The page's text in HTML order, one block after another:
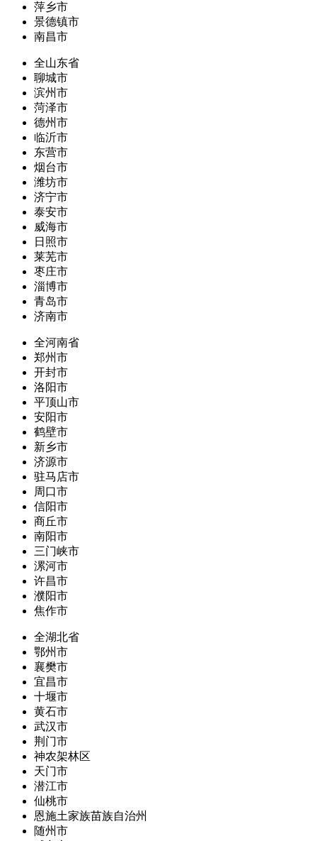
萍乡市
景德镇市
南昌市
全山东省
聊城市
滨州市
菏泽市
德州市
临沂市
东营市
烟台市
潍坊市
济宁市
泰安市
威海市
日照市
莱芜市
枣庄市
淄博市
青岛市
济南市
全河南省
郑州市
开封市
洛阳市
平顶山市
安阳市
鹤壁市
新乡市
济源市
驻马店市
周口市
信阳市
商丘市
南阳市
三门峡市
漯河市
许昌市
濮阳市
焦作市
全湖北省
鄂州市
襄樊市
宜昌市
十堰市
黄石市
武汉市
荆门市
神农架林区
天门市
潜江市
仙桃市
恩施土家族苗族自治州
随州市